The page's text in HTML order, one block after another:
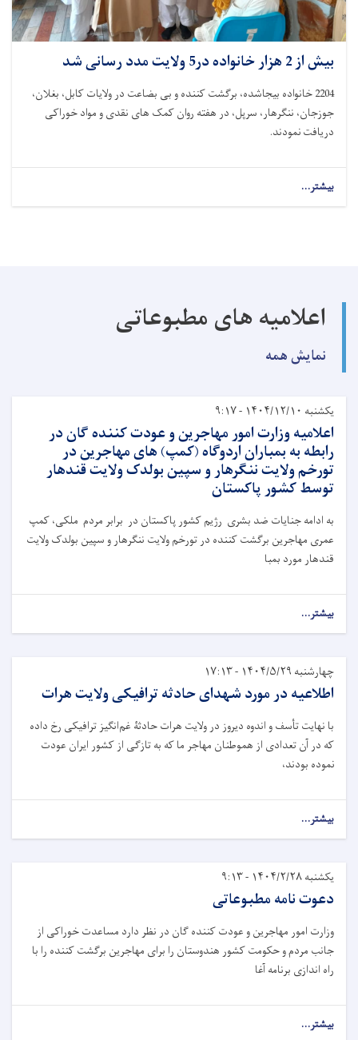
بیش از 2 هزار خانواده در5 ولایت مدد رسانی شد
2204 خانواده بیجاشده، برگشت کننده و بی بضاعت در ولایات کابل، بغلان،
جوزجان، ننگرهار، سرپل، در هفته روان کمک های نقدی و مواد خوراکی
دریافت نمودند.
بیشتر...
اعلامیه های مطبوعاتی
نمایش همه
یکشنبه ۱۴۰۴/۱۲/۱۰ - ۹:۱۷
اعلامیه وزارت امور مهاجرین و عودت کننده گان در
رابطه به بمباران اردوگاه (کمپ) های مهاجرین در
تورخم ولایت ننگرهار و سپین بولدک ولایت قندهار
توسط کشور پاکستان
به ادامه جنایات ضد بشری رژیم کشور پاکستان در برابر مردم ملکی، کمپ
عمری مهاجرین برگشت کننده در تورخم ولایت ننگرهار و سپین بولدک ولایت
قندهار مورد بمبا
بیشتر...
چهارشنبه ۱۴۰۴/۵/۲۹ - ۱۷:۱۳
اطلاعیه در مورد شهدای حادثه ترافیکی ولایت هرات
با نهایت تأسف و اندوه دیروز در ولایت هرات حادثۀ غم‌انگیز ترافیکی رخ داده
که در آن تعدادی از هموطنان مهاجر ما که به تازګی از کشور ایران عودت
نموده بودند،
بیشتر...
یکشنبه ۱۴۰۴/۲/۲۸ - ۹:۱۳
دعوت نامه مطبوعاتی
وزارت امور مهاجرین و عودت کننده گان در نظر دارد مساعدت خوراکی از
جانب مردم و حکومت کشور هندوستان را برای مهاجرین برگشت کننده را با
راه اندازی برنامه آغا
بیشتر...